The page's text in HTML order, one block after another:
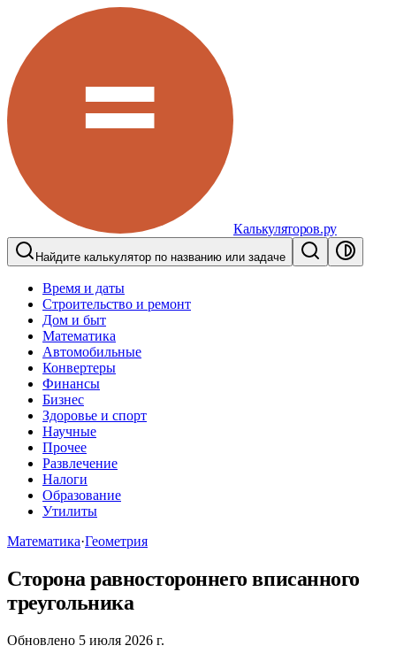
Калькуляторов.ру
Найдите калькулятор по названию или задаче
Время и даты
Строительство и ремонт
Дом и быт
Математика
Автомобильные
Конвертеры
Финансы
Бизнес
Здоровье и спорт
Научные
Прочее
Развлечение
Налоги
Образование
Утилиты
Математика·Геометрия
Сторона равностороннего вписанного
треугольника
Обновлено 5 июля 2026 г.